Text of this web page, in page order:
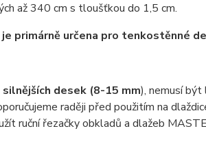
až 340 cm s tloušťkou do 1,5 cm.
je primárně určena pro tenkostěnné
silnějších desek (8-15 mm), nemusí
raději před použitím na
ruční řezačky obkladů a dlažeb